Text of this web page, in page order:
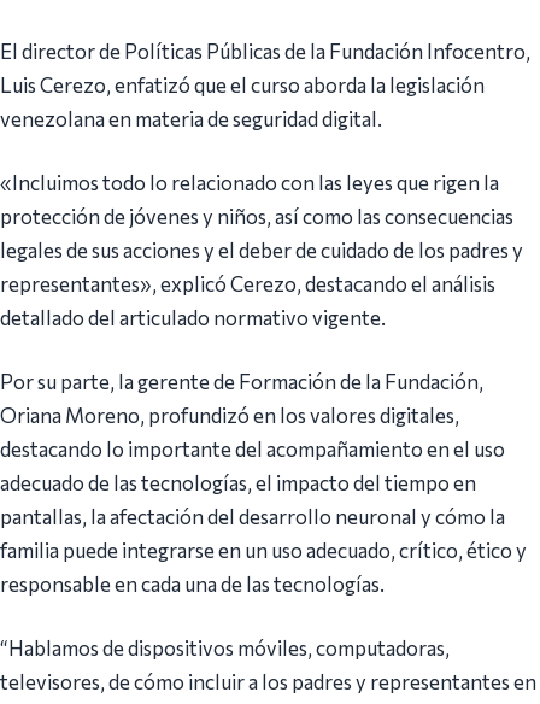
El director de Políticas Públicas de la Fundación Infocentro,
Luis Cerezo, enfatizó que el curso aborda la legislación
venezolana en materia de seguridad digital.
«Incluimos todo lo relacionado con las leyes que rigen la
protección de jóvenes y niños, así como las consecuencias
legales de sus acciones y el deber de cuidado de los padres y
representantes», explicó Cerezo, destacando el análisis
detallado del articulado normativo vigente.
Por su parte, la gerente de Formación de la Fundación,
Oriana Moreno, profundizó en los valores digitales,
destacando lo importante del acompañamiento en el uso
adecuado de las tecnologías, el impacto del tiempo en
pantallas, la afectación del desarrollo neuronal y cómo la
familia puede integrarse en un uso adecuado, crítico, ético y
responsable en cada una de las tecnologías.
“Hablamos de dispositivos móviles, computadoras,
televisores, de cómo incluir a los padres y representantes en